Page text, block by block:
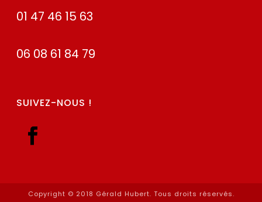
01 47 46 15 63
06 08 61 84 79
SUIVEZ-NOUS !
Copyright © 2018 Gérald Hubert. Tous droits réservés.